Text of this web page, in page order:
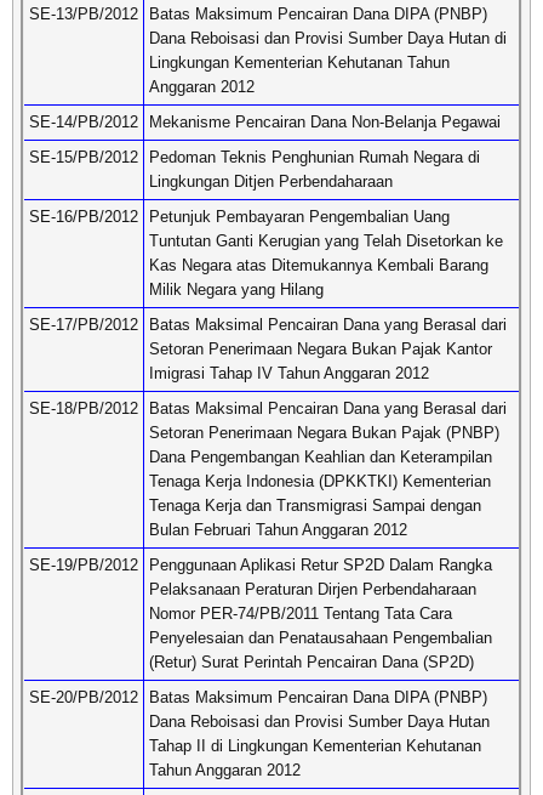
SE-13/PB/2012
Batas Maksimum Pencairan Dana DIPA (PNBP)
Dana Reboisasi dan Provisi Sumber Daya Hutan di
Lingkungan Kementerian Kehutanan Tahun
Anggaran 2012
SE-14/PB/2012
Mekanisme Pencairan Dana Non-Belanja Pegawai
SE-15/PB/2012
Pedoman Teknis Penghunian Rumah Negara di
Lingkungan Ditjen Perbendaharaan
SE-16/PB/2012
Petunjuk Pembayaran Pengembalian Uang
Tuntutan Ganti Kerugian yang Telah Disetorkan ke
Kas Negara atas Ditemukannya Kembali Barang
Milik Negara yang Hilang
SE-17/PB/2012
Batas Maksimal Pencairan Dana yang Berasal dari
Setoran Penerimaan Negara Bukan Pajak Kantor
Imigrasi Tahap IV Tahun Anggaran 2012
SE-18/PB/2012
Batas Maksimal Pencairan Dana yang Berasal dari
Setoran Penerimaan Negara Bukan Pajak (PNBP)
Dana Pengembangan Keahlian dan Keterampilan
Tenaga Kerja Indonesia (DPKKTKI) Kementerian
Tenaga Kerja dan Transmigrasi Sampai dengan
Bulan Februari Tahun Anggaran 2012
SE-19/PB/2012
Penggunaan Aplikasi Retur SP2D Dalam Rangka
Pelaksanaan Peraturan Dirjen Perbendaharaan
Nomor PER-74/PB/2011 Tentang Tata Cara
Penyelesaian dan Penatausahaan Pengembalian
(Retur) Surat Perintah Pencairan Dana (SP2D)
SE-20/PB/2012
Batas Maksimum Pencairan Dana DIPA (PNBP)
Dana Reboisasi dan Provisi Sumber Daya Hutan
Tahap II di Lingkungan Kementerian Kehutanan
Tahun Anggaran 2012